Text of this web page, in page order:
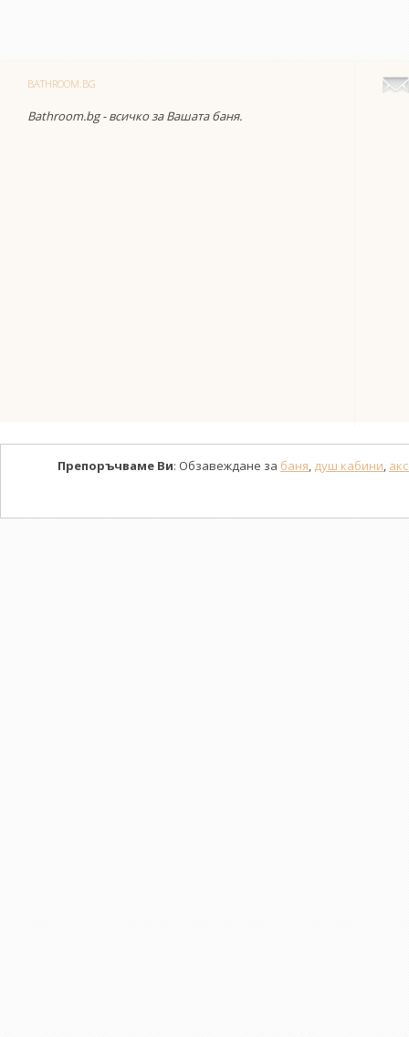
BATHROOM.BG
Bathroom.bg - всичко за Вашата баня.
Препоръчваме Ви: Обзавеждане за баня, душ кабини,